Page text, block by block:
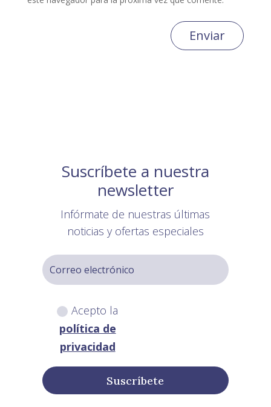
Enviar
Suscríbete a nuestra
newsletter
Infórmate de nuestras últimas
noticias y ofertas especiales
Acepto la
política de
privacidad
Suscríbete